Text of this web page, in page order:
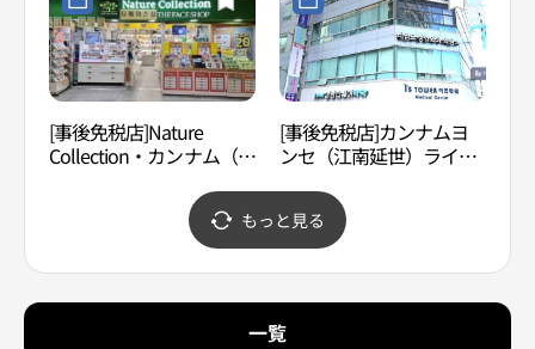
[事後免税店]Nature
Collection・カンナム（江
[事後免税店]カンナムヨ
ンセ（江南延世）ライン
もっと見る
一覧